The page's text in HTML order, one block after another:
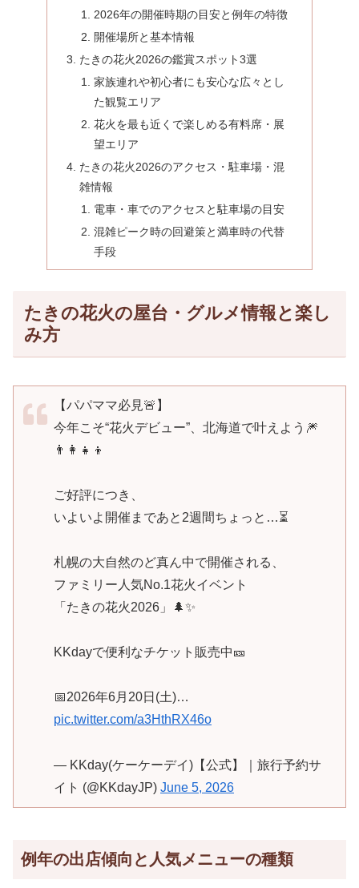
2026年の開催時期の目安と例年の特徴
開催場所と基本情報
たきの花火2026の鑑賞スポット3選
家族連れや初心者にも安心な広々とし
た観覧エリア
花火を最も近くで楽しめる有料席・展
望エリア
たきの花火2026のアクセス・駐車場・混
雑情報
電車・車でのアクセスと駐車場の目安
混雑ピーク時の回避策と満車時の代替
手段
たきの花火の屋台・グルメ情報と楽し
み方
【パパママ必見🚨】
今年こそ“花火デビュー”、北海道で叶えよう🎆
👨‍👩‍👧‍👦
ご好評につき、
いよいよ開催まであと2週間ちょっと…⏳
札幌の大自然のど真ん中で開催される、
ファミリー人気No.1花火イベント
「たきの花火2026」🌲✨
KKdayで便利なチケット販売中🎫
📅2026年6月20日(土)…
pic.twitter.com/a3HthRX46o
— KKday(ケーケーデイ)【公式】｜旅行予約サ
イト (@KKdayJP) June 5, 2026
例年の出店傾向と人気メニューの種類